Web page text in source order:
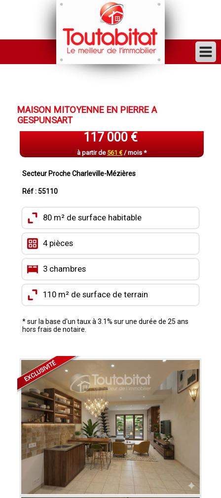
ACHETER
FINANCER
LOUER
GESTION
INVESTISSEUR
CONTACT
MAISON MITOYENNE EN PIERRE A
GESPUNSART
117 000 €
à partir de 561 €/ mois *
Secteur Proche Charleville-Mézières
Réf : 55110
80 m² de surface habitable
4 pièces
3 chambres
110 m² de surface de terrain
* sur la base d'un taux à 3.1% sur une durée de 25 ans
hors frais de notaire.
EXCLUSIVITÉ